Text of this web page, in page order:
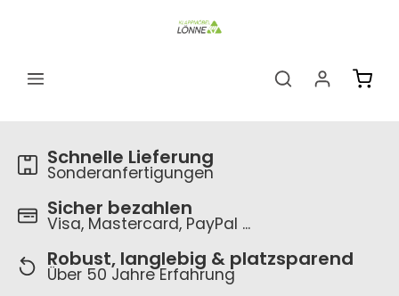
Schnelle Lieferung
Sonderanfertigungen
Sicher bezahlen
Visa, Mastercard, PayPal ...
Robust, langlebig & platzsparend
Über 50 Jahre Erfahrung